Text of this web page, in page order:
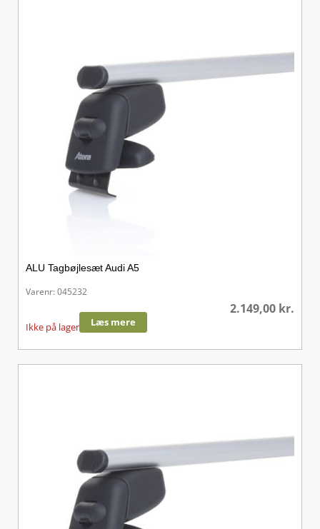
ALU Tagbøjlesæt Audi A5
Varenr: 045232
2.149,00 kr.
Ikke på lager Læs mere